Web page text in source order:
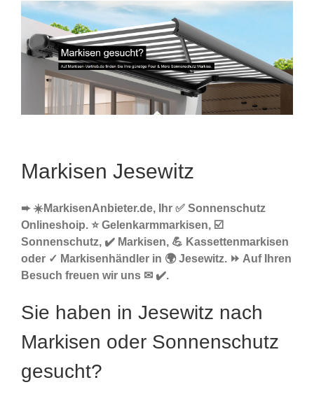
Markisen Jesewitz
➨ ☀️MarkisenAnbieter.de, Ihr ✅ Sonnenschutz
Onlineshoip. ⭐ Gelenkarmmarkisen, ☑️
Sonnenschutz, ✔️ Markisen, 💪 Kassettenmarkisen
oder ✓ Markisenhändler in 🌍 Jesewitz. ⏩ Auf Ihren
Besuch freuen wir uns ✉ ✔️.
Sie haben in Jesewitz nach
Markisen oder Sonnenschutz
gesucht?